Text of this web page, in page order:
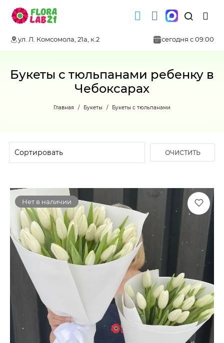
ул. Л. Комсомола, 21а, к.2 сегодня с 09:00
Букеты с тюльпанами ребенку в
Чебоксарах
Главная Букеты Букеты с тюльпанами
ОЧИСТИТЬ
Нет в наличии